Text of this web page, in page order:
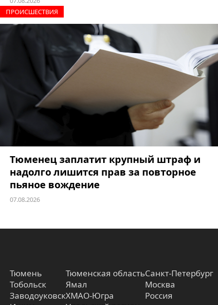
ПРОИCШЕСТВИЯ
Тюменец заплатит крупный штраф и
надолго лишится прав за повторное
пьяное вождение
07.08.2026
Тюмень
Тобольск
Заводоуковск
Тюменская область
Ямал
ХМАО-Югра
Санкт-Петербург
Москва
Россия